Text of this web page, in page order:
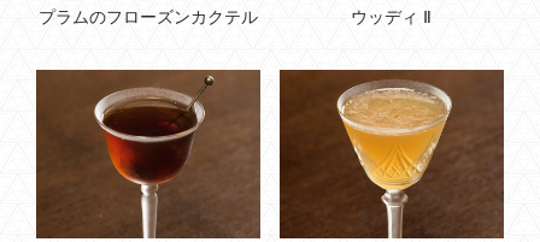
プラムのフローズンカクテル ウッディ Ⅱ